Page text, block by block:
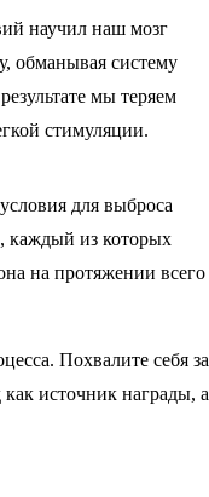
научил наш мозг
обманывая систему
мы теряем
стимуляции.
для выброса
каждый из которых
на протяжении всего
Похвалите себя за
источник награды, а